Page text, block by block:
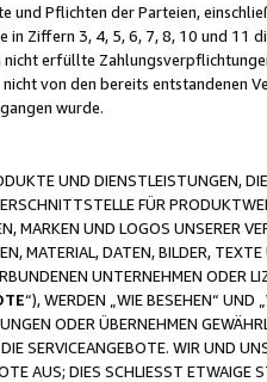
und Pflichten der Parteien,
in Ziffern 3, 4, 5, 6, 7, 8, 10 und
erfüllte
von den bereits entstandenen
wurde.
UND DIENSTLEISTUNGEN,
FÜR
MARKEN UND LOGOS UNSERER
MATERIAL, DATEN, BILDER,
UNTERNEHMEN ODER
“), WERDEN „WIE BESEHEN“ UND
ODER ÜBERNEHMEN
SERVICEANGEBOTE. WIR UND
AUS; DIES SCHLIESST